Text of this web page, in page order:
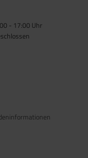
- 17:00 Uhr